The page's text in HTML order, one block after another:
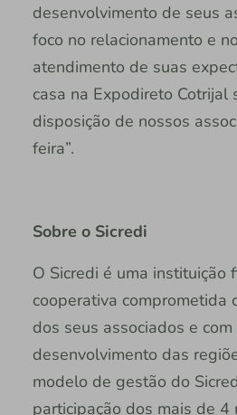
desenvolvimento de seus
foco no relacionamento e
atendimento de suas
casa na Expodireto Cotrijal
disposição de nossos
feira”.
Sobre o Sicredi
O Sicredi é uma instituição
cooperativa comprometida
dos seus associados e com
desenvolvimento das
modelo de gestão do
participação dos mais de 4